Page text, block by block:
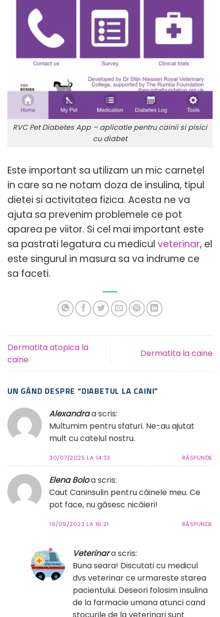
RVC Pet Diabetes App – aplicatie pentru cainii si pisici
cu diabet
Este important sa utilizam un mic carnetel
in care sa ne notam doza de insulina, tipul
dietei si activitatea fizica. Acesta ne va
ajuta sa prevenim problemele ce pot
aparea pe viitor. Si cel mai important este
sa pastrati legatura cu medicul veterinar, el
este singurul in masura sa va indrume ce
sa faceti.
Dermatita atopica la
caine
Dermatita la caine
UN GÂND DESPRE “DIABETUL LA CAINI”
Alexandraa scris:
Multumim pentru sfaturi. Ne-au ajutat
mult cu catelul nostru.
30/07/2025 LA 14:33 RĂSPUNDE
Elena Boloa scris:
Caut Caninsulin pentru câinele meu. Ce
pot face, nu găsesc nicăieri!
19/09/2023 LA 16:21 RĂSPUNDE
Veterinara scris:
Buna seara! Discutati cu medicul
dvs veterinar ce urmareste starea
pacientului. Deseori folosim insulina
de la farmacie umana atunci cand